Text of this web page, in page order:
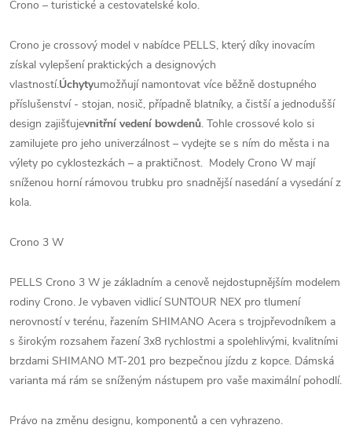
Crono – turistické a cestovatelské kolo.
Crono je crossový model v nabídce PELLS, který díky inovacím
získal vylepšení praktických a designových
vlastností.Úchytyumožňují namontovat více běžně dostupného
příslušenství - stojan, nosič, případně blatníky, a čistší a jednodušší
design zajišťujevnitřní vedení bowdenů. Tohle crossové kolo si
zamilujete pro jeho univerzálnost – vydejte se s ním do města i na
výlety po cyklostezkách – a praktičnost. Modely Crono W mají
sníženou horní rámovou trubku pro snadnější nasedání a vysedání z
kola.
Crono 3 W
PELLS Crono 3 W je základním a cenově nejdostupnějším modelem
rodiny Crono. Je vybaven vidlicí SUNTOUR NEX pro tlumení
nerovností v terénu, řazením SHIMANO Acera s trojpřevodníkem a
s širokým rozsahem řazení 3x8 rychlostmi a spolehlivými, kvalitními
brzdami SHIMANO MT-201 pro bezpečnou jízdu z kopce. Dámská
varianta má rám se sníženým nástupem pro vaše maximální pohodlí.
Právo na změnu designu, komponentů a cen vyhrazeno.